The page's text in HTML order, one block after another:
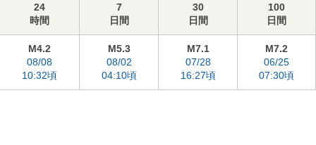
24
時間
7
日間
30
日間
100
日間
M4.2
08/08
10:32頃
M5.3
08/02
04:10頃
M7.1
07/28
16:27頃
M7.2
06/25
07:30頃